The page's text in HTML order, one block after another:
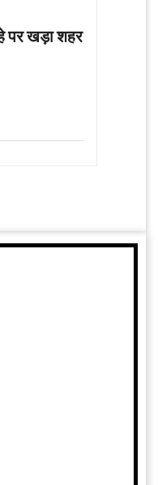
पर खड़ा शहर